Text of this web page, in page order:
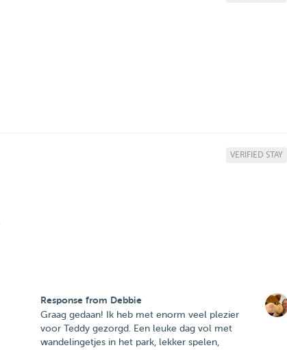
VERIFIED STAY
Response from Debbie
Graag gedaan! Ik heb met enorm veel plezier
voor Teddy gezorgd. Een leuke dag vol met
wandelingetjes in het park, lekker spelen,